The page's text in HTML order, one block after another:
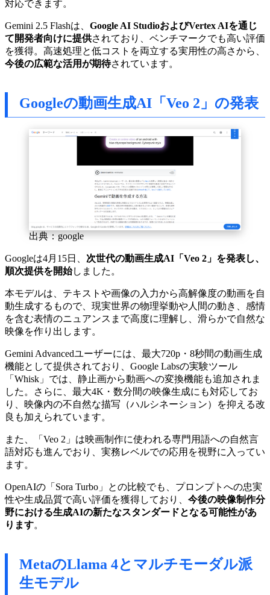
対応できます。
Gemini 2.5 Flashは、 Google AI StudioおよびVertex AIを通じ
て開発者向けに提供されており、ベンチマークでも高い評価
を獲得。高速処理と低コストを両立する実用性の高さから、
今後の広範な活用が期待されています。
Googleの動画生成AI「Veo 2」の発表
出典：google
Googleは4月15日、 次世代の動画生成AI「Veo 2」を発表し、
順次提供を開始しました。
本モデルは、テキストや画像の入力から高解像度の動画を自
動生成するもので、現実世界の物理挙動や人間の動き、感情
を含む表情のニュアンスまで高度に理解し、滑らかで自然な
映像を作り出します。
Gemini Advancedユーザーには、最大720p・8秒間の動画生成
機能として提供されており、Google Labsの実験ツール
「Whisk」では、静止画から動画への変換機能も追加されま
した。さらに、最大4K・数分間の映像生成にも対応してお
り、映像内の不自然な描写（ハルシネーション）を抑える改
良も加えられています。
また、「Veo 2」は映画制作に使われる専門用語への自然言
語対応も進んでおり、実務レベルでの応用を視野に入ってい
ます。
OpenAIの「Sora Turbo」との比較でも、プロンプトへの忠実
性や生成品質で高い評価を獲得しており、 今後の映像制作分
野における生成AIの新たなスタンダードとなる可能性があ
ります。
MetaのLlama 4とマルチモーダル派
生モデル